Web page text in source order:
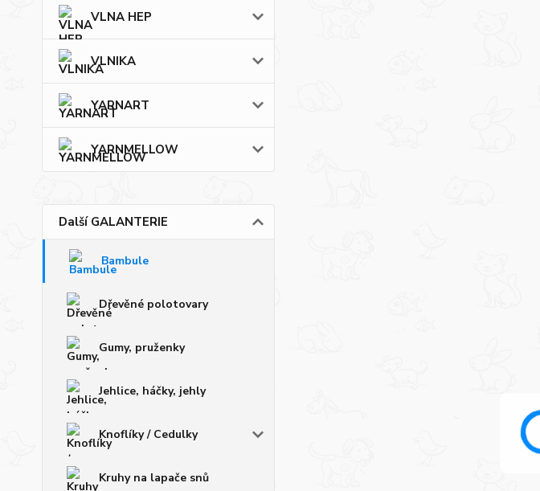
VLNA HEP
VLNIKA
YARNART
YARNMELLOW
Další GALANTERIE
Bambule
Dřevěné polotovary
Gumy, pruženky
Jehlice, háčky, jehly
Knoflíky / Cedulky
Kruhy na lapače snů